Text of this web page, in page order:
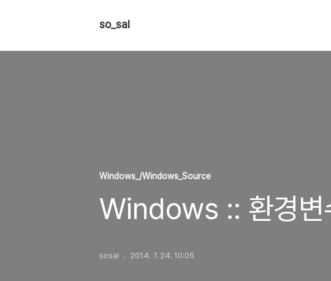
so_sal
Windows_/Windows_Source
Windows :: 환경변
sosal 2014. 7. 24. 10:05